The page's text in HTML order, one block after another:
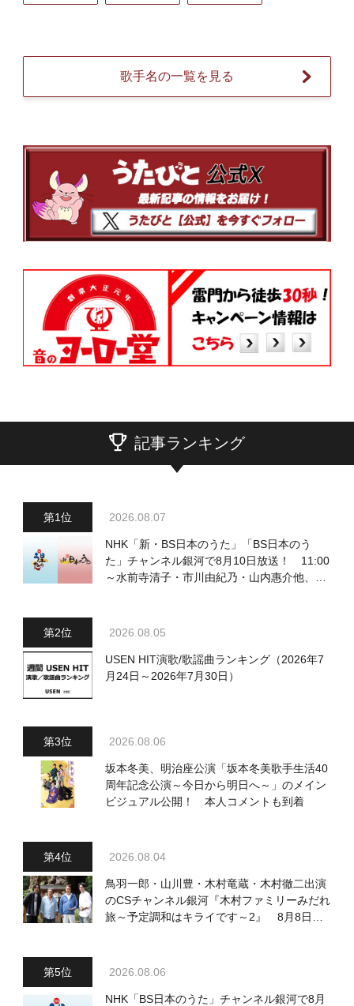
歌手名の一覧を見る
記事ランキング
2026.08.07
NHK「新・BS日本のうた」「BS日本のう
た」チャンネル銀河で8月10日放送！ 11:00
～水前寺清子・市川由紀乃・山内惠介他、
2026.08.05
USEN HIT演歌/歌謡曲ランキング（2026年7
月24日～2026年7月30日）
2026.08.06
坂本冬美、明治座公演「坂本冬美歌手生活40
周年記念公演～今日から明日へ～」のメイン
ビジュアル公開！ 本人コメントも到着
2026.08.04
鳥羽一郎・山川豊・木村竜蔵・木村徹二出演
のCSチャンネル銀河『木村ファミリーみだれ
旅～予定調和はキライです～2』 8月8日
2026.08.06
NHK「BS日本のうた」チャンネル銀河で8月